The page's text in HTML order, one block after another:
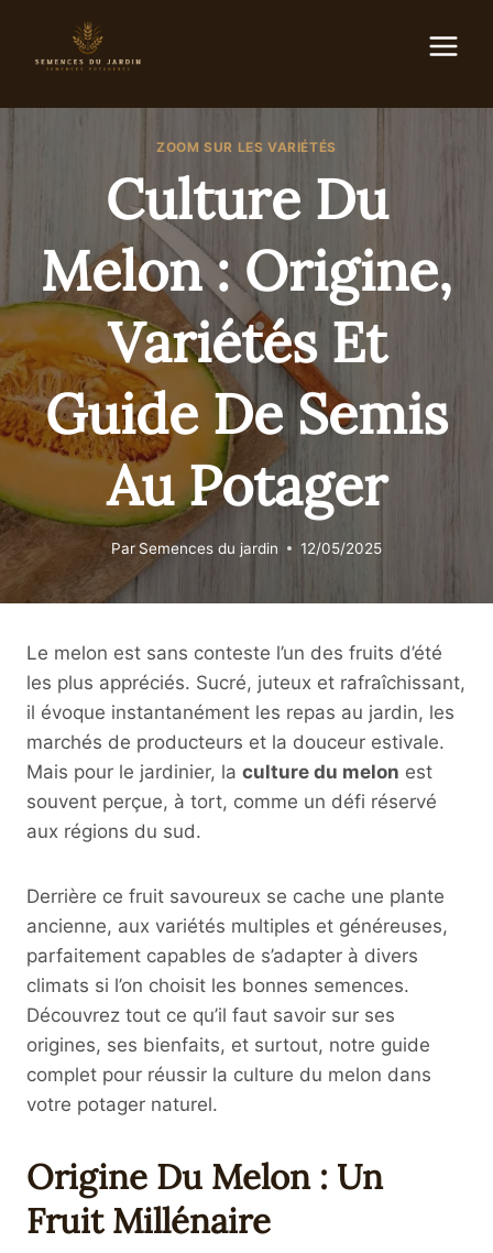
contenu
ZOOM SUR LES VARIÉTÉS
Culture Du
Melon : Origine,
Variétés Et
Guide De Semis
Au Potager
Par Semences du jardin 12/05/2025
Le melon est sans conteste l’un des fruits d’été
les plus appréciés. Sucré, juteux et rafraîchissant,
il évoque instantanément les repas au jardin, les
marchés de producteurs et la douceur estivale.
Mais pour le jardinier, la culture du melon est
souvent perçue, à tort, comme un défi réservé
aux régions du sud.
Derrière ce fruit savoureux se cache une plante
ancienne, aux variétés multiples et généreuses,
parfaitement capables de s’adapter à divers
climats si l’on choisit les bonnes semences.
Découvrez tout ce qu’il faut savoir sur ses
origines, ses bienfaits, et surtout, notre guide
complet pour réussir la culture du melon dans
votre potager naturel.
Origine Du Melon : Un
Fruit Millénaire